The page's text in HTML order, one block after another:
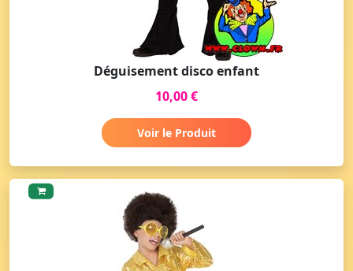
Déguisement disco enfant
10,00 €
Voir le Produit